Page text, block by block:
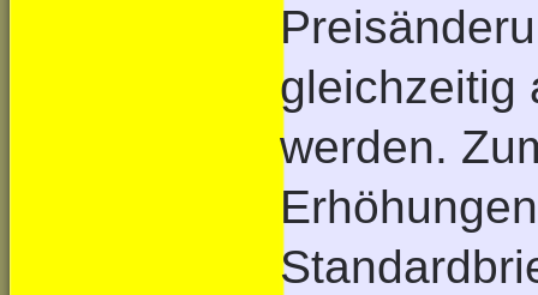
gleichzeitig
werden.